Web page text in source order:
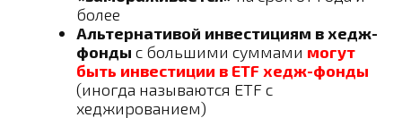
более
Альтернативой инвестициям в хедж-
фонды с большими суммами могут
быть инвестиции в ETF хедж-фонды
(иногда называются ETF с
хеджированием)